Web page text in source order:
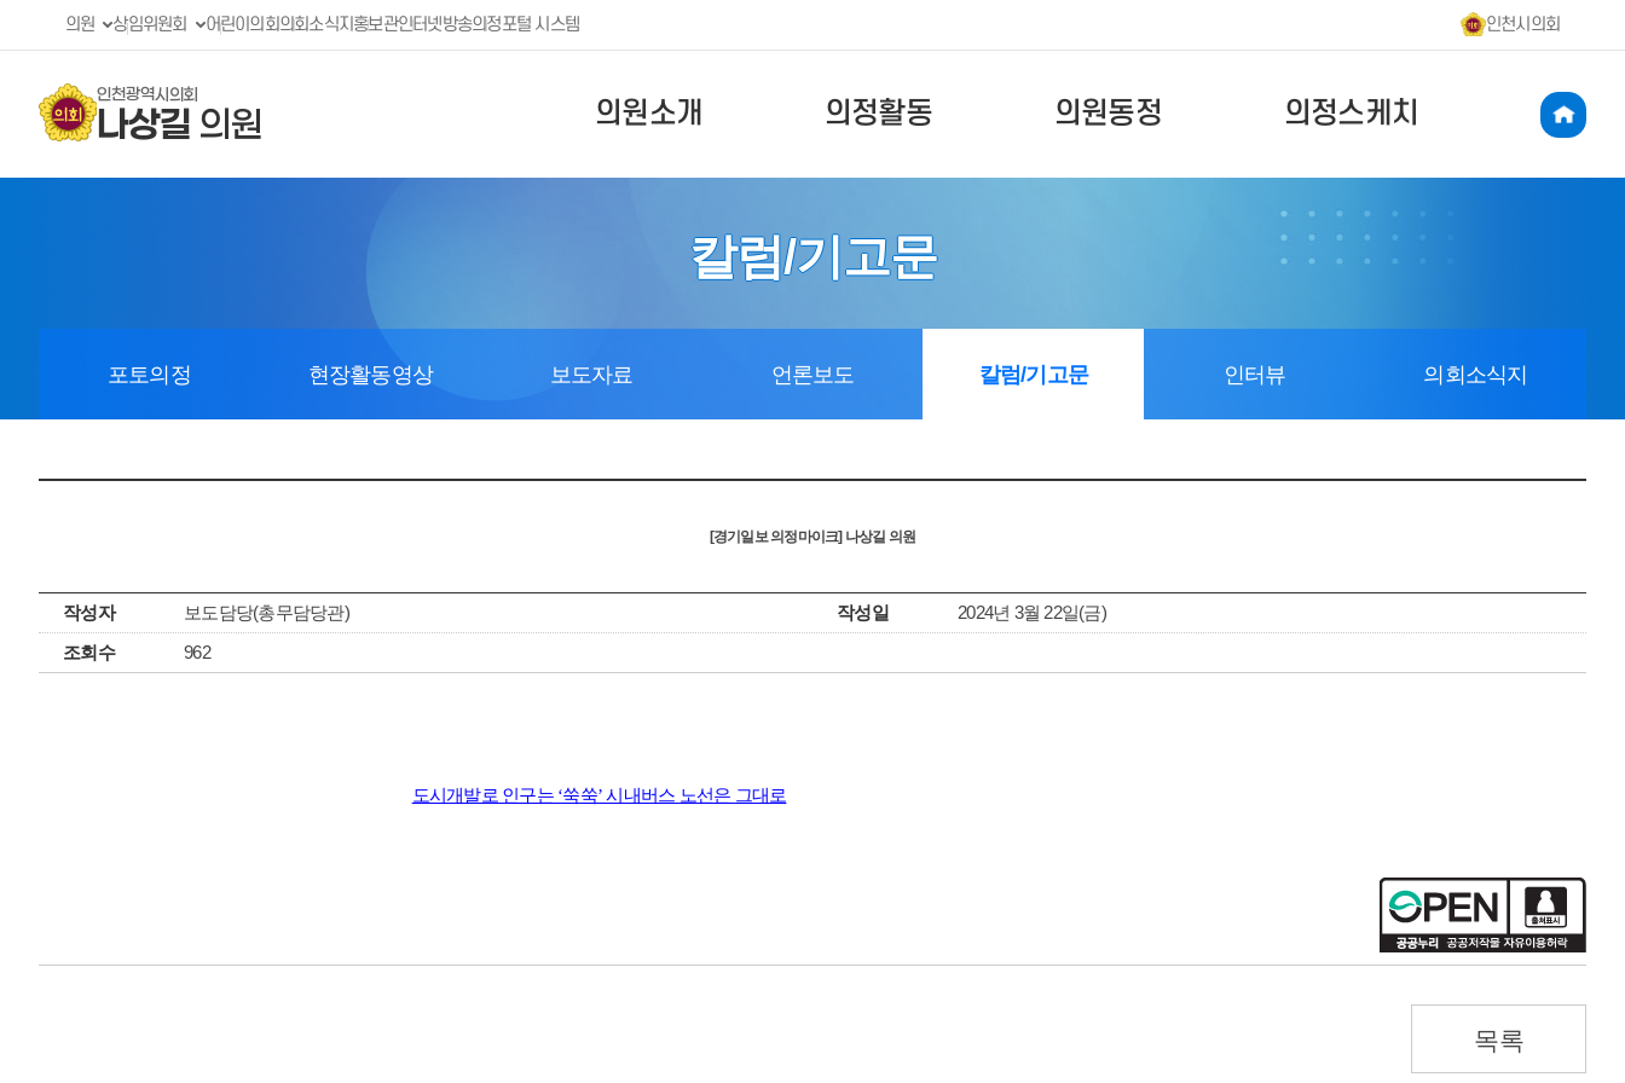
의원 상임위원회 어린이의회의회소식지 홍보관인터넷방송의정포털 시스템 인천시의회
인천광역시의회
나상길 의원 의원소개 의정활동 의원동정 의정스케치
칼럼/기고문
포토의정 현장활동영상 보도자료 언론보도 칼럼/기고문 인터뷰 의회소식지
[경기일보 의정마이크] 나상길 의원
작성자 보도담당(총무담당관) 작성일
2024년 3월 22일(금)
조회수
962
도시개발로 인구는 ‘쑥쑥’ 시내버스 노선은 그대로
목록